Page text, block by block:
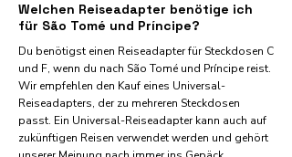
Welchen Reiseadapter benötige ich
für São Tomé und Príncipe?
Du benötigst einen Reiseadapter für Steckdosen C
und F, wenn du nach São Tomé und Príncipe reist.
Wir empfehlen den Kauf eines Universal-
Reiseadapters, der zu mehreren Steckdosen
passt. Ein Universal-Reiseadapter kann auch auf
zukünftigen Reisen verwendet werden und gehört